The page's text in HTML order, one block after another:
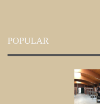
POPULAR
Der